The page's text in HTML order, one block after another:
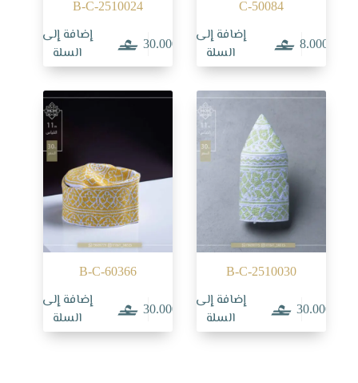
C-50084
8.000
إضافة إلى
السلة
B-C-2510024
30.000
إضافة إلى
السلة
B-C-2510030
30.000
إضافة إلى
السلة
B-C-60366
30.000
إضافة إلى
السلة